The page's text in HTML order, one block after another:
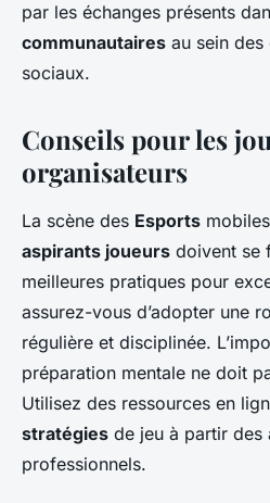
par les échanges présents
communautaires au sein
sociaux.
Conseils pour les
organisateurs
La scène des Esports
aspirants joueurs doivent se
meilleures pratiques pour
assurez-vous d’adopter une
régulière et disciplinée.
préparation mentale ne doit
Utilisez des ressources en
stratégies de jeu à partir des
professionnels.